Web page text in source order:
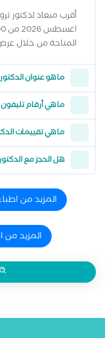
المتاحة من خلال
ما هو عنوان
ما هي أرقام
ما هي تقييمات
هل الحجز مع
المزيد من
المزيد